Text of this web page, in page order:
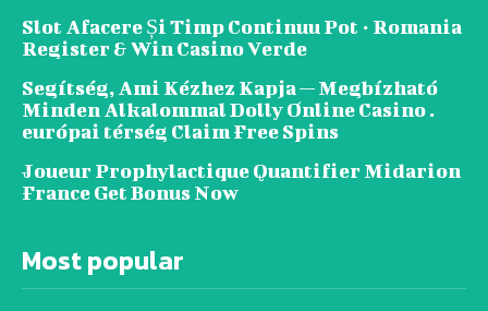
Slot Afacere Și Timp Continuu Pot · Romania
Register & Win Casino Verde
Segítség, Ami Kézhez Kapja — Megbízható
Minden Alkalommal Dolly Online Casino .
európai térség Claim Free Spins
Joueur Prophylactique Quantifier Midarion
France Get Bonus Now
Most popular